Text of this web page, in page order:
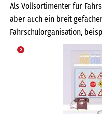
Als Vollsortimenter für
aber auch ein breit
Fahrschulorganisation,